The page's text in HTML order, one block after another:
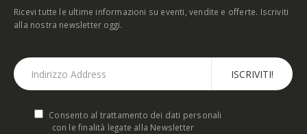
Ricevi tutte le ultime informazioni su eventi, vendite e offerte. Iscriviti
alla nostra newsletter oggi.
Consento al trattamento dei dati personali
con le finalità legate alla Newsletter